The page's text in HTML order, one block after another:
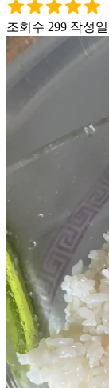
조회수 299 작성